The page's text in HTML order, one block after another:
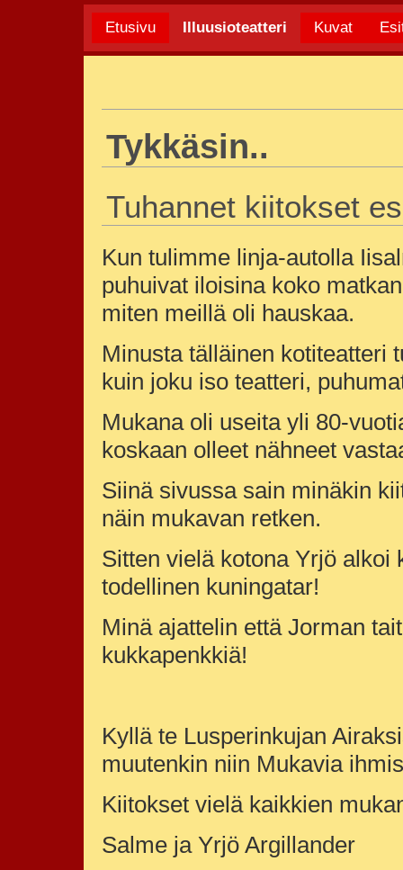
Etusivu Illuusioteatteri Kuvat
Tykkäsin..
Tuhannet kiitokset
Kun tulimme linja-autolla
puhuivat iloisina koko
miten meillä oli hauskaa.
Minusta tälläinen kotiteatteri
kuin joku iso teatteri,
Mukana oli useita yli 80-
koskaan olleet nähneet
Siinä sivussa sain minäkin
näin mukavan retken.
Sitten vielä kotona Yrjö alkoi
todellinen kuningatar!
Minä ajattelin että Jorman
kukkapenkkiä!
Kyllä te Lusperinkujan
muutenkin niin Mukavia
Kiitokset vielä kaikkien
Salme ja Yrjö Argillander